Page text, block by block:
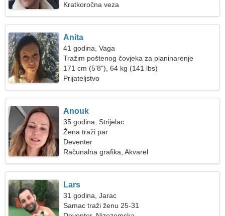
Kratkoročna veza
Anita
41 godina, Vaga
Tražim poštenog čovjeka za planinarenje
171 cm (5'8"), 64 kg (141 lbs)
Prijateljstvo
Anouk
35 godina, Strijelac
Žena traži par
Deventer
Računalna grafika, Akvarel
Lars
31 godina, Jarac
Samac traži ženu 25-31